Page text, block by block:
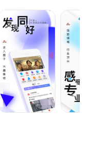
路历程。
们身边的真实故
忘记密码啦。你
。